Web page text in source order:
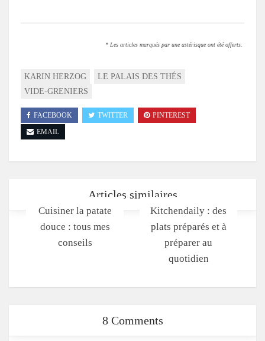
* Les articles marqués par une astérisque ont été offerts.
KARIN HERZOG
LE PALAIS DES THÉS
VIDE-GRENIERS
FACEBOOK TWITTER
PINTEREST
EMAIL
Articles similaires
Cuisiner la patate
douce : tous mes
conseils
Kitchendaily : des
plats préparés et à
préparer au
quotidien
8 Comments